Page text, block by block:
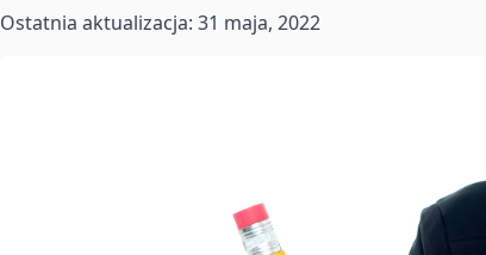
Ostatnia aktualizacja: 31 maja, 2022